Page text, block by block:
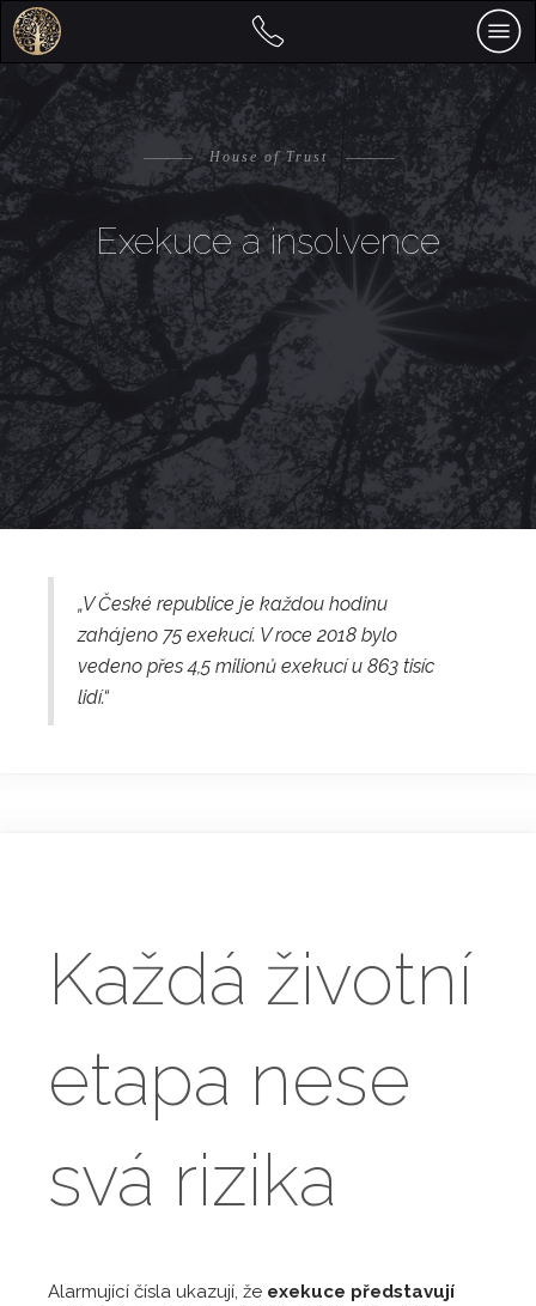
————House of Trust ————
Exekuce a insolvence
„V České republice je každou hodinu
zahájeno 75 exekucí. V roce 2018 bylo
vedeno přes 4,5 milionů exekucí u 863 tisíc
lidí.“
Každá životní
etapa nese
svá rizika
Alarmující čísla ukazují, že exekuce představují